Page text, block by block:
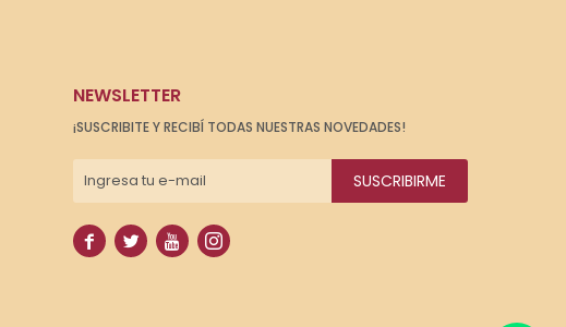
NEWSLETTER
¡SUSCRIBITE Y RECIBÍ TODAS NUESTRAS NOVEDADES!
SUSCRIBIRME
   